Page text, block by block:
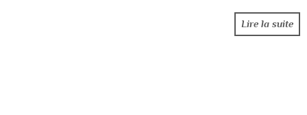
Lire la suite